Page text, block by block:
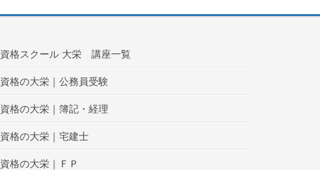
資格スクール 大栄 講座一覧
資格の大栄｜公務員受験
資格の大栄｜簿記・経理
資格の大栄｜宅建士
資格の大栄｜ＦＰ